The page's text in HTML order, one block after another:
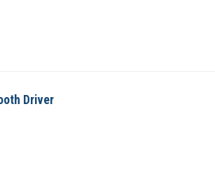
Driver